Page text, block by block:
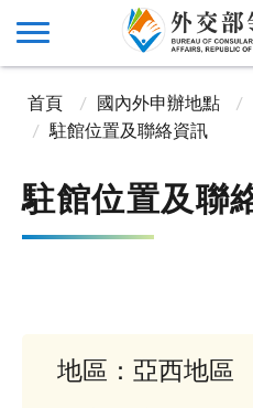
首頁 國內外申辦地點
駐館位置及聯絡資訊
駐館位置及聯
地區：亞西地區